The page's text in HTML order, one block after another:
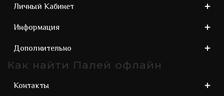
Личный Кабинет
Информация
Дополнительно
Как найти Палей офлайн
Контакты